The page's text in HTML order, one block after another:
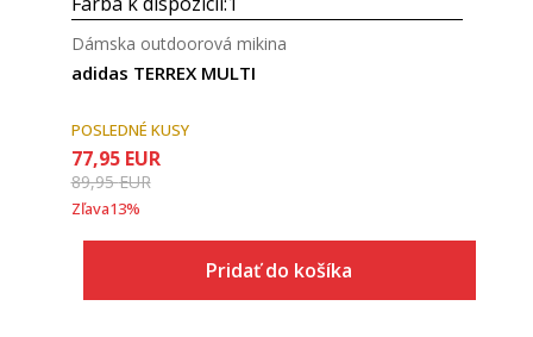
adidas TERREX MULTI
Dámska outdoorová mikina
POSLEDNÉ KUSY
77,95 EUR
89,95EUR
Zľava13%
Pridať do košíka